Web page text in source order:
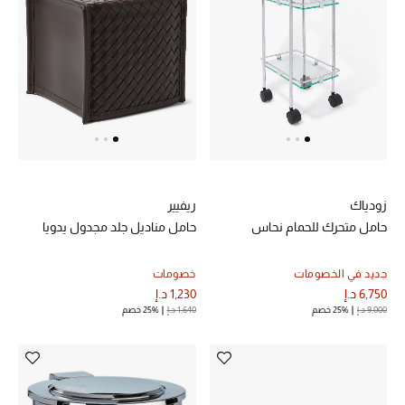
العناية الشخصية بالرجال
الأطفال
عرض جميع المنتجات
زودياك
حامل متحرك للحمام نحاس
جديد في الخصومات
6,750 د.إ
9,000 د.إ 25% خصم
ريفيير
حامل مناديل جلد مجدول يدويا
خصومات
1,230 د.إ
1,640 د.إ 25% خصم